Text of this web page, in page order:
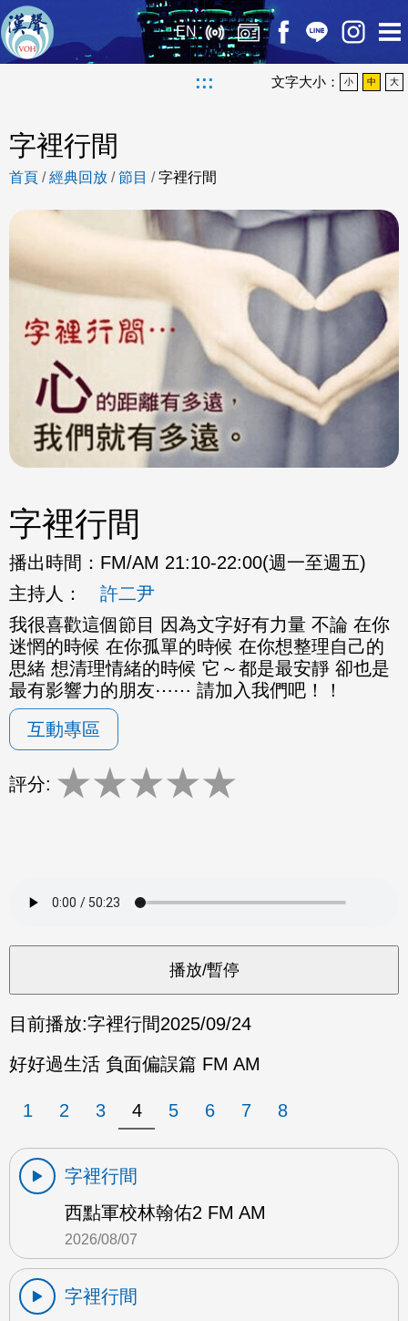
EN
::: 文字大小： 小 中 大
字裡行間
首頁 /經典回放 /節目 /字裡行間
字裡行間
播出時間： FM/AM 21:10-22:00(週一至週五)
主持人：
許二尹
我很喜歡這個節目 因為文字好有力量 不論 在你
迷惘的時候 在你孤單的時候 在你想整理自己的
思緒 想清理情緒的時候 它～都是最安靜 卻也是
最有影響力的朋友⋯⋯ 請加入我們吧！！
互動專區
評分: ★★★★★
目前播放:字裡行間2025/09/24
好好過生活 負面偏誤篇 FM AM
1 2 3 4 5 6 7 8
字裡行間
西點軍校林翰佑2 FM AM
2026/08/07
字裡行間